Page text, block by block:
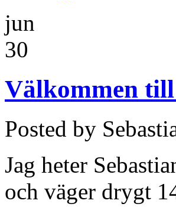
jun
30
Välkommen
Posted by
Jag heter
och väger drygt